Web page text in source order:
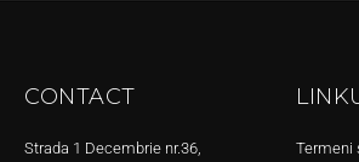
CONTACT
Strada 1 Decembrie nr.36,
Termeni